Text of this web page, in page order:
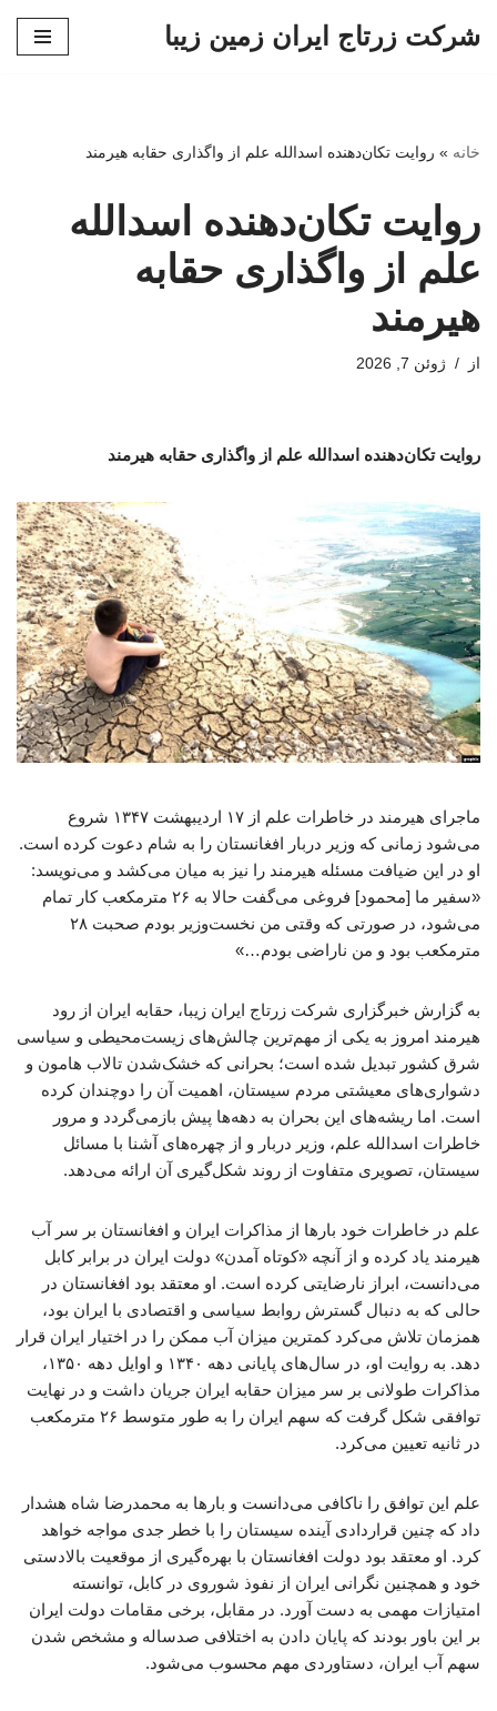
شرکت زرتاج ایران زمین زیبا
خانه » روایت تکان‌دهنده اسدالله علم از واگذاری حقابه هیرمند
روایت تکان‌دهنده اسدالله
علم از واگذاری حقابه
هیرمند
از ژوئن 7, 2026
روایت تکان‌دهنده اسدالله علم از واگذاری حقابه هیرمند
ماجرای هیرمند در خاطرات علم از ۱۷ اردیبهشت ۱۳۴۷ شروع
می‌شود زمانی که وزیر دربار افغانستان را به شام دعوت کرده است.
او در این ضیافت مسئله‌ هیرمند را نیز به میان می‌کشد و می‌نویسد:
«سفیر ما [محمود] فروغی می‌گفت حالا به ۲۶ مترمکعب کار تمام
می‌شود، در صورتی که وقتی من نخست‌وزیر بودم صحبت ۲۸
مترمکعب بود و من ناراضی بودم…»
به گزارش خبرگزاری شرکت زرتاج ایران زیبا، حقابه ایران از رود
هیرمند امروز به یکی از مهم‌ترین چالش‌های زیست‌محیطی و سیاسی
شرق کشور تبدیل شده است؛ بحرانی که خشک‌شدن تالاب هامون و
دشواری‌های معیشتی مردم سیستان، اهمیت آن را دوچندان کرده
است. اما ریشه‌های این بحران به دهه‌ها پیش بازمی‌گردد و مرور
خاطرات اسدالله علم، وزیر دربار و از چهره‌های آشنا با مسائل
سیستان، تصویری متفاوت از روند شکل‌گیری آن ارائه می‌دهد.
علم در خاطرات خود بارها از مذاکرات ایران و افغانستان بر سر آب
هیرمند یاد کرده و از آنچه «کوتاه آمدن» دولت ایران در برابر کابل
می‌دانست، ابراز نارضایتی کرده است. او معتقد بود افغانستان در
حالی که به دنبال گسترش روابط سیاسی و اقتصادی با ایران بود،
همزمان تلاش می‌کرد کمترین میزان آب ممکن را در اختیار ایران قرار
دهد. به روایت او، در سال‌های پایانی دهه ۱۳۴۰ و اوایل دهه ۱۳۵۰،
مذاکرات طولانی بر سر میزان حقابه ایران جریان داشت و در نهایت
توافقی شکل گرفت که سهم ایران را به طور متوسط ۲۶ مترمکعب
در ثانیه تعیین می‌کرد.
علم این توافق را ناکافی می‌دانست و بارها به محمدرضا شاه هشدار
داد که چنین قراردادی آینده سیستان را با خطر جدی مواجه خواهد
کرد. او معتقد بود دولت افغانستان با بهره‌گیری از موقعیت بالادستی
خود و همچنین نگرانی ایران از نفوذ شوروی در کابل، توانسته
امتیازات مهمی به دست آورد. در مقابل، برخی مقامات دولت ایران
بر این باور بودند که پایان دادن به اختلافی صدساله و مشخص شدن
سهم آب ایران، دستاوردی مهم محسوب می‌شود.